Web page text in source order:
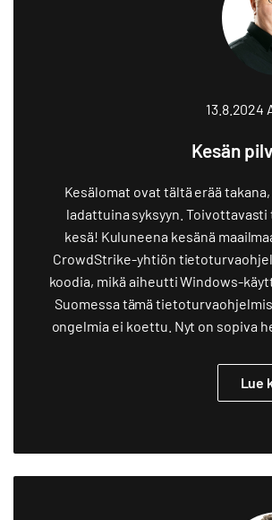
13.8.2024
Kesän
Kesälomat ovat tältä erää
ladattuina syksyyn.
kesä! Kuluneena kesänä
CrowdStrike-yhtiön
koodia, mikä aiheutti Windows-
Suomessa tämä
ongelmia ei koettu. Nyt on sopiva
Lue